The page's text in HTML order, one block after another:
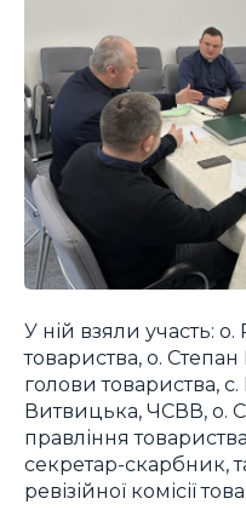
У ній взяли участь:
товариства, о.
голови товариства,
Витвицька, ЧСВВ, о.
правління
секретар-скарбник,
ревізійної комісії